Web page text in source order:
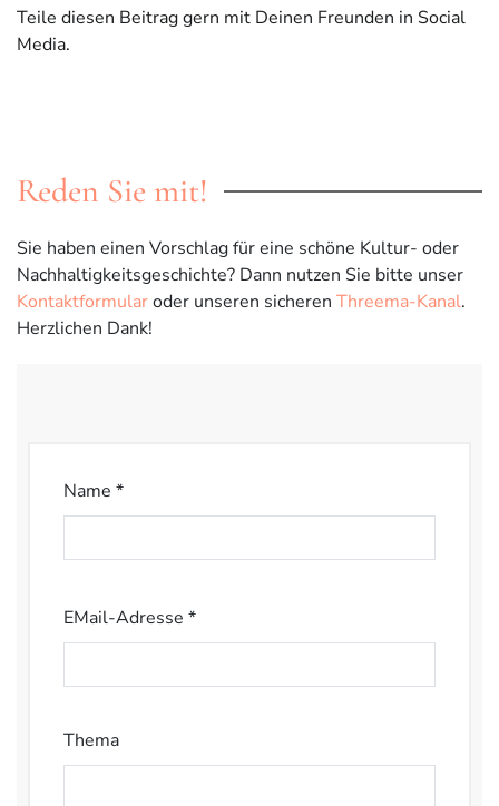
Teile diesen Beitrag gern mit Deinen Freunden in Social
Media.
Reden Sie mit!
Sie haben einen Vorschlag für eine schöne Kultur- oder
Nachhaltigkeitsgeschichte? Dann nutzen Sie bitte unser
Kontaktformularoder unseren sicheren Threema-Kanal.
Herzlichen Dank!
Name *
EMail-Adresse *
Thema